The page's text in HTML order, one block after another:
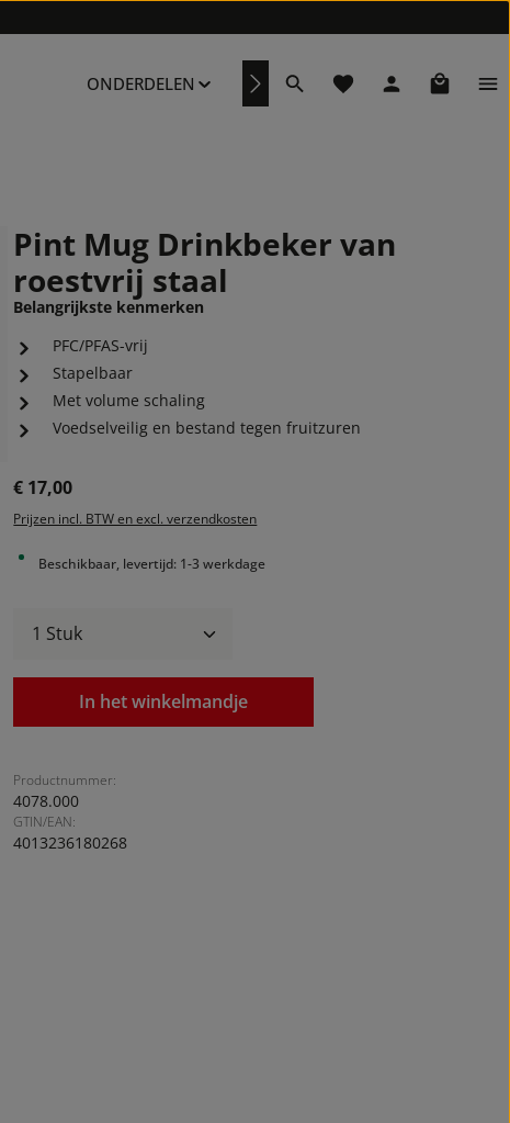
ONDERDELEN REPARATURSERVICE
Je hebt 0 items op je
Pint Mug Drinkbeker van
roestvrij staal
Belangrijkste kenmerken
PFC/PFAS-vrij
Stapelbaar
Met volume schaling
Voedselveilig en bestand tegen fruitzuren
Normale prijs:
€ 17,00
Prijzen incl. BTW en excl. verzendkosten
Beschikbaar, levertijd: 1-3 werkdage
Producthoeveelheid: Voer de
In het winkelmandje
Productnummer:
4078.000
GTIN/EAN:
4013236180268